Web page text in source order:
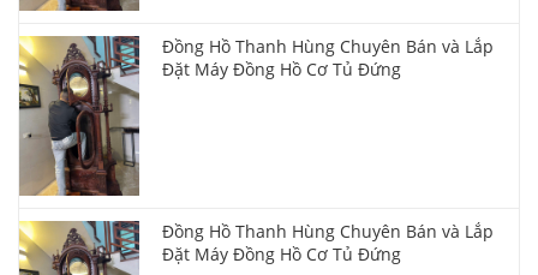
Đồng Hồ Thanh Hùng Chuyên Bán và Lắp
Đặt Máy Đồng Hồ Cơ Tủ Đứng
Đồng Hồ Thanh Hùng Chuyên Bán và Lắp
Đặt Máy Đồng Hồ Cơ Tủ Đứng